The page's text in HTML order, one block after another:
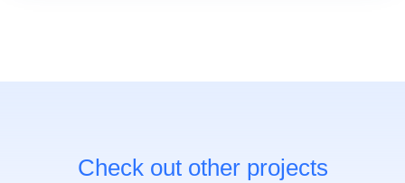
Check out other projects